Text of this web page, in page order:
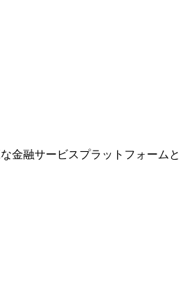
金融サービスプラットフォームと